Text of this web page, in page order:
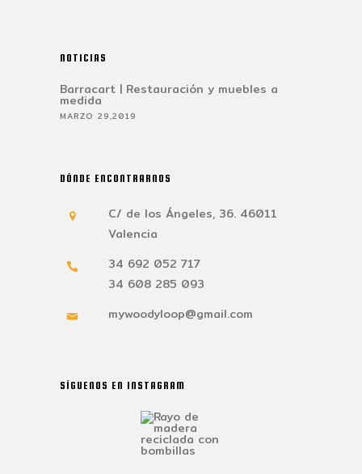
NOTICIAS
Barracart | Restauración y muebles a
medida
MARZO 29,2019
DÓNDE ENCONTRARNOS
C/ de los Ángeles, 36. 46011
Valencia
34 692 052 717
34 608 285 093
mywoodyloop@gmail.com
SÍGUENOS EN INSTAGRAM